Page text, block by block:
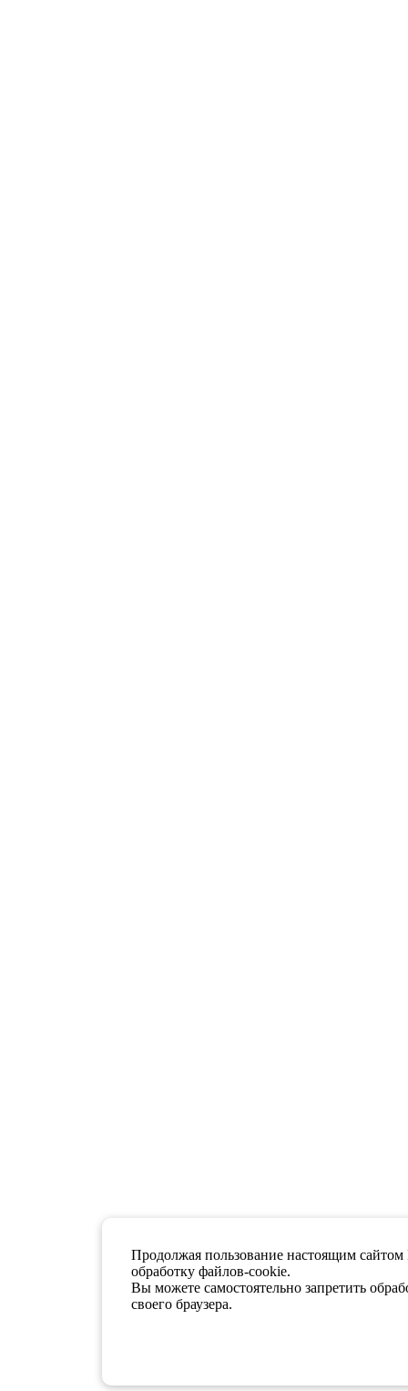
Продолжая пользование настоящим
обработку файлов-cookie.
Вы можете самостоятельно запретить
своего браузера.